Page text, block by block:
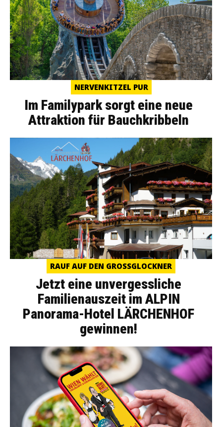
NERVENKITZEL PUR
Im Familypark sorgt eine neue
Attraktion für Bauchkribbeln
RAUF AUF DEN GROSSGLOCKNER
Jetzt eine unvergessliche
Familienauszeit im ALPIN
Panorama-Hotel LÄRCHENHOF
gewinnen!